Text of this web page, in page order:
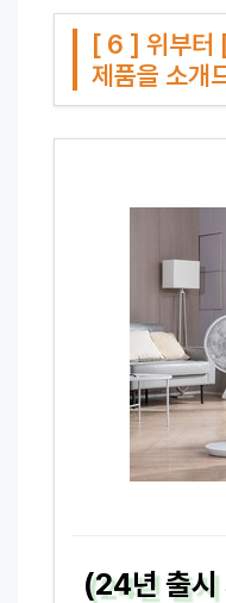
[ 6 ] 위부터
제품을 소개
(24년 출시